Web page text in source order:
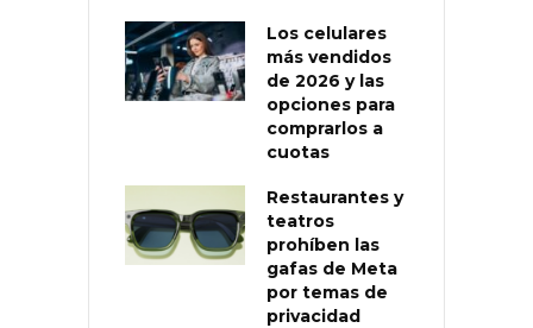
Los celulares
más vendidos
de 2026 y las
opciones para
comprarlos a
cuotas
Restaurantes y
teatros
prohíben las
gafas de Meta
por temas de
privacidad